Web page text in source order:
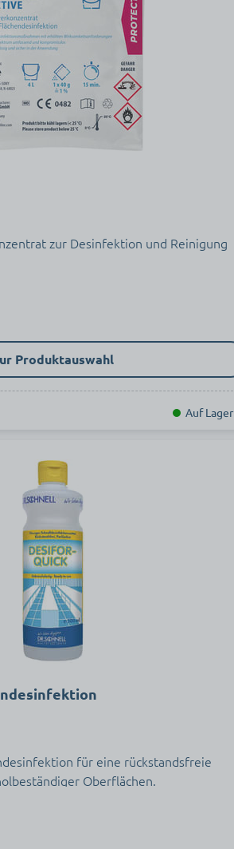
zur Desinfektion und Reinigung
Produktauswahl
Auf Lager
für eine rückstandsfreie
Oberflächen.